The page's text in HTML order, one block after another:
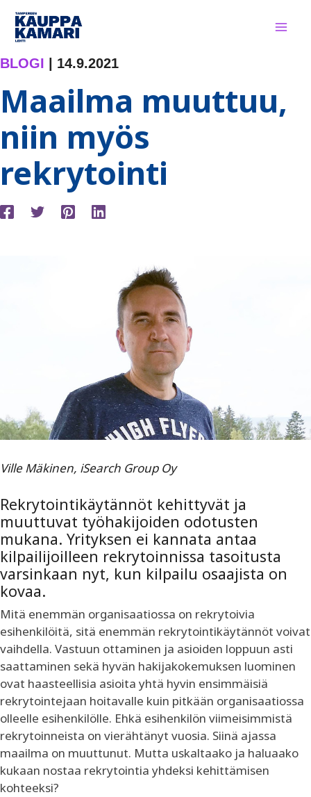
Siirry
sisältöön
BLOGI 14.9.2021
Maailma muuttuu,
niin myös
rekrytointi
Ville Mäkinen, iSearch Group Oy
Rekrytointikäytännöt kehittyvät ja
muuttuvat työhakijoiden odotusten
mukana. Yrityksen ei kannata antaa
kilpailijoilleen rekrytoinnissa tasoitusta
varsinkaan nyt, kun kilpailu osaajista on
kovaa.
Mitä enemmän organisaatiossa on rekrytoivia
esihenkilöitä, sitä enemmän rekrytointikäytännöt voivat
vaihdella. Vastuun ottaminen ja asioiden loppuun asti
saattaminen sekä hyvän hakijakokemuksen luominen
ovat haasteellisia asioita yhtä hyvin ensimmäisiä
rekrytointejaan hoitavalle kuin pitkään organisaatiossa
olleelle esihenkilölle. Ehkä esihenkilön viimeisimmistä
rekrytoinneista on vierähtänyt vuosia. Siinä ajassa
maailma on muuttunut. Mutta uskaltaako ja haluaako
kukaan nostaa rekrytointia yhdeksi kehittämisen
kohteeksi?